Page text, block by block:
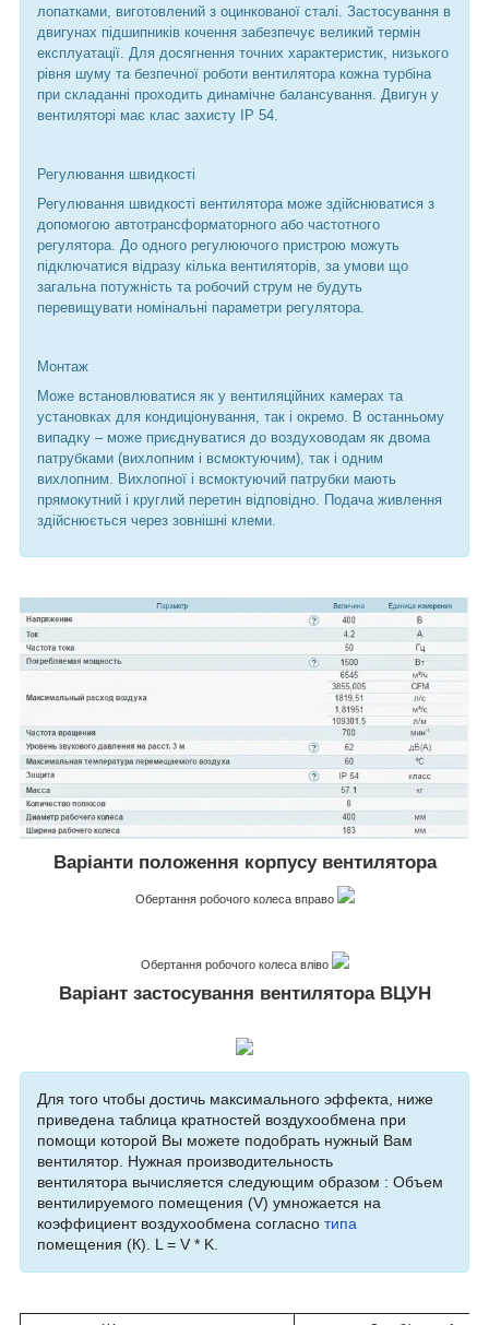
лопатками, виготовлений з оцинкованої сталі. Застосування в
двигунах підшипників кочення забезпечує великий термін
експлуатації. Для досягнення точних характеристик, низького
рівня шуму та безпечної роботи вентилятора кожна турбіна
при складанні проходить динамічне балансування. Двигун у
вентиляторі має клас захисту IP 54.
Регулювання швидкості
Регулювання швидкості вентилятора може здійснюватися з
допомогою автотрансформаторного або частотного
регулятора. До одного регулюючого пристрою можуть
підключатися відразу кілька вентиляторів, за умови що
загальна потужність та робочий струм не будуть
перевищувати номінальні параметри регулятора.
Монтаж
Може встановлюватися як у вентиляційних камерах та
установках для кондиціонування, так і окремо. В останньому
випадку – може приєднуватися до воздуховодам як двома
патрубками (вихлопним і всмоктуючим), так і одним
вихлопним. Вихлопної і всмоктуючий патрубки мають
прямокутний і круглий перетин відповідно. Подача живлення
здійснюється через зовнішні клеми.
Варіанти положення корпусу вентилятора
Обертання робочого колеса вправо
Обертання робочого колеса вліво
Варіант застосування вентилятора ВЦУН
Для того чтобы достичь максимального эффекта, ниже
приведена таблица кратностей воздухообмена при
помощи которой Вы можете подобрать нужный Вам
вентилятор. Нужная производительность
вентилятора вычисляется следующим образом : Объем
вентилируемого помещения (V) умножается на
коэффициент воздухообмена согласно типа
помещения (К). L = V * K.